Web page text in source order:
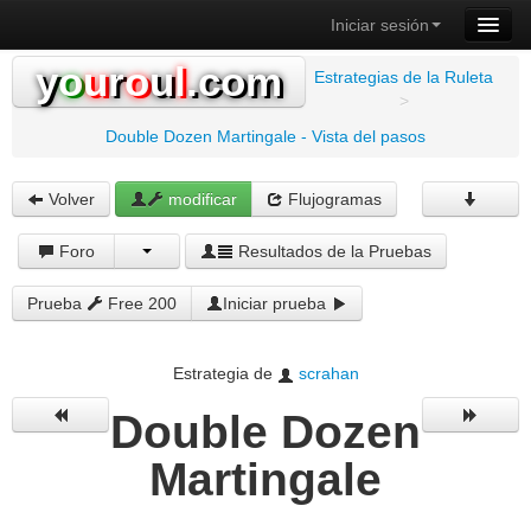
Iniciar sesión
youroul.com
Estrategias de la Ruleta
>
Double Dozen Martingale - Vista del pasos
Volver modificar Flujogramas
Foro Resultados de la Pruebas
Prueba Free 200 Iniciar prueba
Estrategia de scrahan
Double Dozen
Martingale